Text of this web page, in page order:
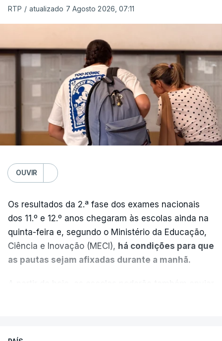
RTP / atualizado 7 Agosto 2026, 07:11
OUVIR
Os resultados da 2.ª fase dos exames nacionais
dos 11.º e 12.º anos chegaram às escolas ainda na
quinta-feira e, segundo o Ministério da Educação,
Ciência e Inovação (MECI), há condições para que
as pautas sejam afixadas durante a manhã.